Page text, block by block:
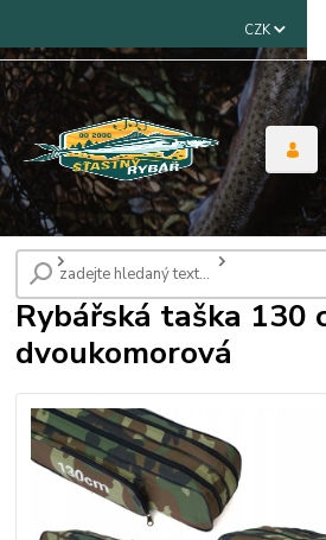
CZK
Úvod Tašky, pouzdra, obaly Rybářská
Rybářská taška 130
dvoukomorová